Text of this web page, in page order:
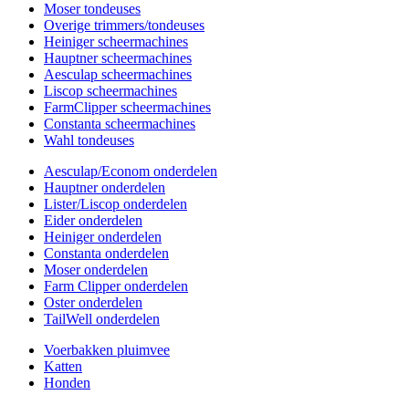
Moser tondeuses
Overige trimmers/tondeuses
Heiniger scheermachines
Hauptner scheermachines
Aesculap scheermachines
Liscop scheermachines
FarmClipper scheermachines
Constanta scheermachines
Wahl tondeuses
Aesculap/Econom onderdelen
Hauptner onderdelen
Lister/Liscop onderdelen
Eider onderdelen
Heiniger onderdelen
Constanta onderdelen
Moser onderdelen
Farm Clipper onderdelen
Oster onderdelen
TailWell onderdelen
Voerbakken pluimvee
Katten
Honden